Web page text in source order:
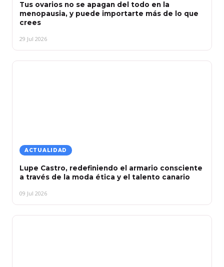
Tus ovarios no se apagan del todo en la
menopausia, y puede importarte más de lo que
crees
29 Jul 2026
ACTUALIDAD
Lupe Castro, redefiniendo el armario consciente
a través de la moda ética y el talento canario
09 Jul 2026